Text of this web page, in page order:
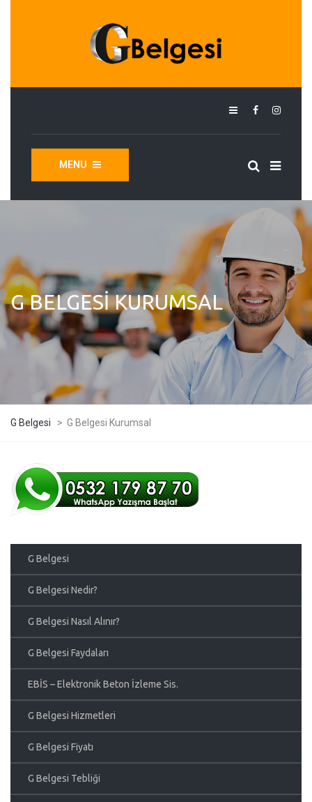
MENU
G BELGESI KURUMSAL
G Belgesi > G Belgesi Kurumsal
G Belgesi
G Belgesi Nedir?
G Belgesi Nasıl Alınır?
G Belgesi Faydaları
EBİS – Elektronik Beton İzleme Sis.
G Belgesi Hizmetleri
G Belgesi Fiyatı
G Belgesi Tebliği